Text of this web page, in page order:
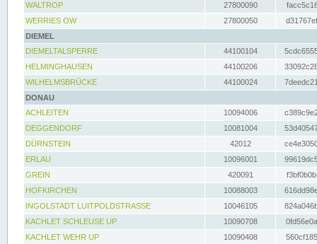
WALTROP
27800090
WERRIES OW
27800050
DIEMEL
DIEMELTALSPERRE
44100104
HELMINGHAUSEN
44100206
WILHELMSBRÜCKE
44100024
DONAU
ACHLEITEN
10094006
DEGGENDORF
10081004
DÜRNSTEIN
42012
ERLAU
10096001
GREIN
420091
HOFKIRCHEN
10088003
INGOLSTADT LUITPOLDSTRASSE
10046105
KACHLET SCHLEUSE UP
10090708
KACHLET WEHR UP
10090408